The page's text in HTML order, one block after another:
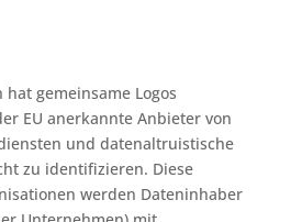
hat gemeinsame Logos
EU anerkannte Anbieter von
und datenaltruistische
zu identifizieren. Diese
werden Dateninhaber